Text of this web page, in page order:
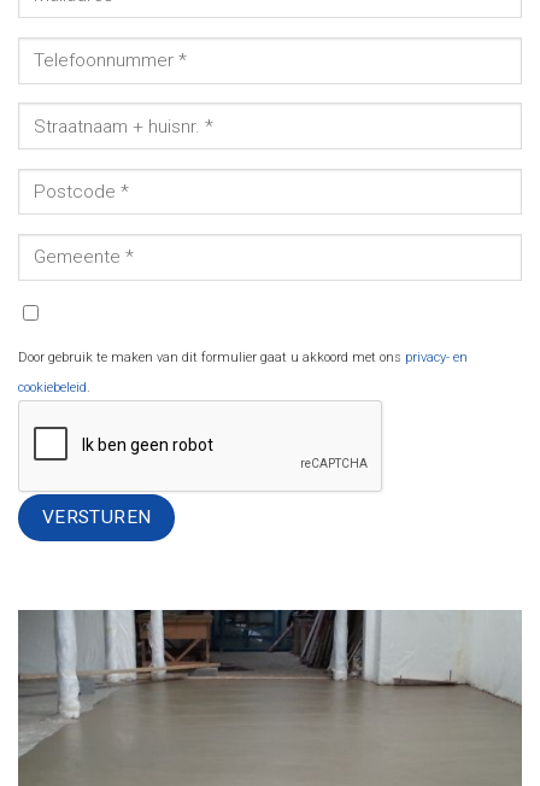
Door gebruik te maken van dit formulier gaat u akkoord met ons privacy- en
cookiebeleid.